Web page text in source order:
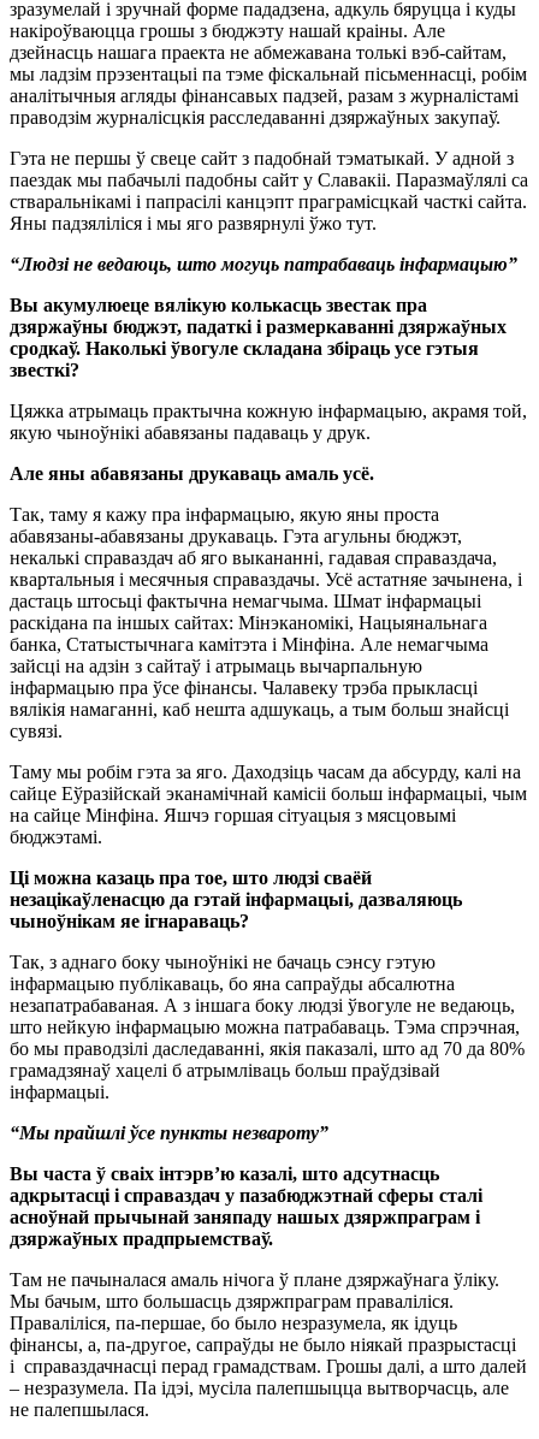
зразумелай і зручнай форме пададзена, адкуль бяруцца і куды
накіроўваюцца грошы з бюджэту нашай краіны. Але
дзейнасць нашага праекта не абмежавана толькі вэб-сайтам,
мы ладзім прэзентацыі па тэме фіскальнай пісьменнасці, робім
аналітычныя агляды фінансавых падзей, разам з журналістамі
праводзім журналісцкія расследаванні дзяржаўных закупаў.
Гэта не першы ў свеце сайт з падобнай тэматыкай. У адной з
паездак мы пабачылі падобны сайт у Славакіі. Паразмаўлялі са
стваральнікамі і папрасілі канцэпт праграмісцкай часткі сайта.
Яны падзяліліся і мы яго развярнулі ўжо тут.
“Людзі не ведаюць, што могуць патрабаваць інфармацыю”
Вы акумулюеце вялікую колькасць звестак пра
дзяржаўны бюджэт, падаткі і размеркаванні дзяржаўных
сродкаў. Наколькі ўвогуле складана збіраць усе гэтыя
звесткі?
Цяжка атрымаць практычна кожную інфармацыю, акрамя той,
якую чыноўнікі абавязаны падаваць у друк.
Але яны абавязаны друкаваць амаль усё.
Так, таму я кажу пра інфармацыю, якую яны проста
абавязаны-абавязаны друкаваць. Гэта агульны бюджэт,
некалькі справаздач аб яго выкананні, гадавая справаздача,
квартальныя і месячныя справаздачы. Усё астатняе зачынена, і
дастаць штосьці фактычна немагчыма. Шмат інфармацыі
раскідана па іншых сайтах: Мінэканомікі, Нацыянальнага
банка, Статыстычнага камітэта і Мінфіна. Але немагчыма
зайсці на адзін з сайтаў і атрымаць вычарпальную
інфармацыю пра ўсе фінансы. Чалавеку трэба прыкласці
вялікія намаганні, каб нешта адшукаць, а тым больш знайсці
сувязі.
Таму мы робім гэта за яго. Даходзіць часам да абсурду, калі на
сайце Еўразійскай эканамічнай камісіі больш інфармацыі, чым
на сайце Мінфіна. Яшчэ горшая сітуацыя з мясцовымі
бюджэтамі.
Ці можна казаць пра тое, што людзі сваёй
незацікаўленасцю да гэтай інфармацыі, дазваляюць
чыноўнікам яе ігнараваць?
Так, з аднаго боку чыноўнікі не бачаць сэнсу гэтую
інфармацыю публікаваць, бо яна сапраўды абсалютна
незапатрабаваная. А з іншага боку людзі ўвогуле не ведаюць,
што нейкую інфармацыю можна патрабаваць. Тэма спрэчная,
бо мы праводзілі даследаванні, якія паказалі, што ад 70 да 80%
грамадзянаў хацелі б атрымліваць больш праўдзівай
інфармацыі.
“Мы прайшлі ўсе пункты незвароту”
Вы часта ў сваіх інтэрв’ю казалі, што адсутнасць
адкрытасці і справаздач у пазабюджэтнай сферы сталі
асноўнай прычынай заняпаду нашых дзяржпраграм і
дзяржаўных прадпрыемстваў.
Там не пачыналася амаль нічога ў плане дзяржаўнага ўліку.
Мы бачым, што большасць дзяржпраграм праваліліся.
Праваліліся, па-першае, бо было незразумела, як ідуць
фінансы, а, па-другое, сапраўды не было ніякай празрыстасці
і справаздачнасці перад грамадствам. Грошы далі, а што далей
– незразумела. Па ідэі, мусіла палепшыцца вытворчасць, але
не палепшылася.